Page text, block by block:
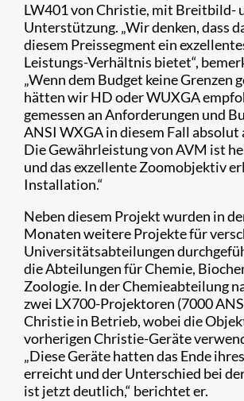
LW401 von Christie, mit Breitbild-
Unterstützung. „Wir denken, dass
diesem Preissegment ein
Leistungs-Verhältnis bietet“,
„Wenn dem Budget keine Grenzen
hätten wir HD oder WUXGA
gemessen an Anforderungen und
ANSI WXGA in diesem Fall absolut
Die Gewährleistung von AVM ist
und das exzellente Zoomobjektiv
Installation.“
Neben diesem Projekt wurden in
Monaten weitere Projekte für
Universitätsabteilungen
die Abteilungen für Chemie,
Zoologie. In der Chemieabteilung
zwei LX700-Projektoren (7000
Christie in Betrieb, wobei die
vorherigen Christie-Geräte
„Diese Geräte hatten das Ende
erreicht und der Unterschied bei
ist jetzt deutlich,“ berichtet er.